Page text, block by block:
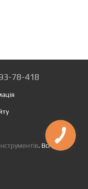
78-418
. Всі права